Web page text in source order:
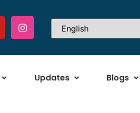
Updates Blogs